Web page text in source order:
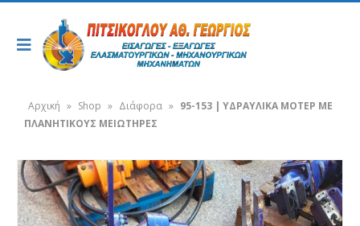
Αρχική » Shop » Διάφορα » 95-153 | ΥΔΡΑΥΛΙΚΑ ΜΟΤΕΡ ΜΕ
ΠΛΑΝΗΤΙΚΟΥΣ ΜΕΙΩΤΗΡΕΣ